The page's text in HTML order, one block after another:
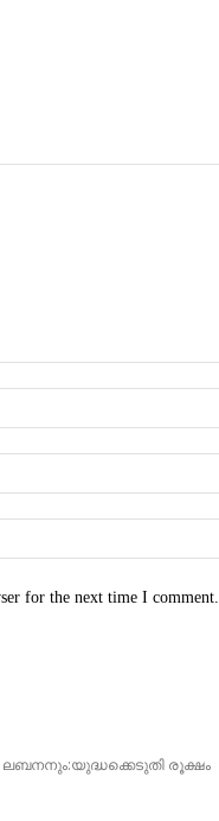
for the next time I comment.